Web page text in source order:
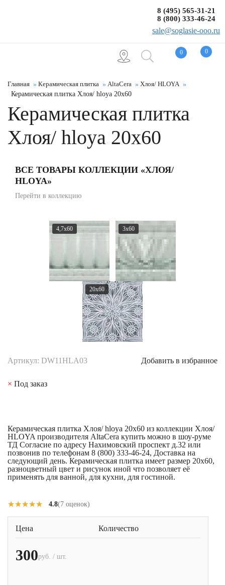
0 0
8 (495) 565-31-21
8 (800) 333-46-24
sale@soglasie-ooo.ru
Главная Керамическая плитка AltaCera
Хлоя/ HLOYA
Керамическая плитка Хлоя/ hloya 20x60
Керамическая плитка
Хлоя/ hloya 20x60
ВСЕ ТОВАРЫ КОЛЛЕКЦИИ «ХЛОЯ/
HLOYA»
Перейти в коллекцию
4,7x60 3x60
20x60
Артикул: DW11HLA03 Добавить в избранное
× Под заказ
Керамическая плитка Хлоя/ hloya 20x60 из коллекции Хлоя/
HLOYA производителя AltaCera купить можно в шоу-руме
ТД Согласие по адресу Нахимовский проспект д.32 или
позвонив по телефонам 8 (800) 333-46-24, Доставка на
следующий день. Керамическая плитка имеет размер 20x60,
разноцветный цвет и рисунок иной что позволяет её
применять для ванной, для кухни, для гостиной.
★★★★★
★★★★★ 4.8(7 оценок)
Цена Количество
300руб. / шт.